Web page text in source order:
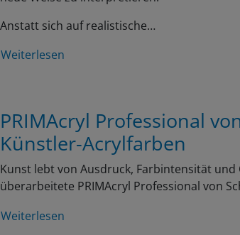
Anstatt sich auf realistische…
Weiterlesen
PRIMAcryl Professional
Künstler-Acrylfarben
Kunst lebt von Ausdruck, Farbintensität
überarbeitete PRIMAcryl Professional von
Weiterlesen